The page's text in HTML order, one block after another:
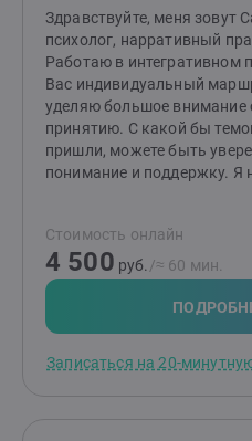
Здравствуйте, меня зовут
психолог, нарративный
Работаю в интегративном
Вас индивидуальный
уделяю большое внимание
принятию. С какой бы
пришли, можете быть
понимание и поддержку. Я
неочевидное, задаю
иногда так точно, что пазл
Иногда настолько мимо,
становится очевидным.
первая и главная цель
самооценка или чувство
Стоимость онлайн
4 500 руб. /≈ 60 мин.
Записаться на 20-